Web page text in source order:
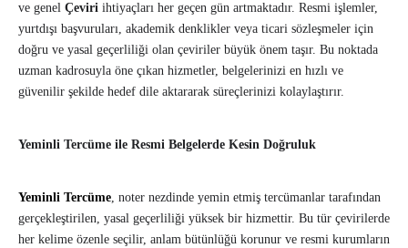
ve genel Çeviri ihtiyaçları her geçen gün artmaktadır. Resmi işlemler,
yurtdışı başvuruları, akademik denklikler veya ticari sözleşmeler için
doğru ve yasal geçerliliği olan çeviriler büyük önem taşır. Bu noktada
uzman kadrosuyla öne çıkan hizmetler, belgelerinizi en hızlı ve
güvenilir şekilde hedef dile aktararak süreçlerinizi kolaylaştırır.
Yeminli Tercüme ile Resmi Belgelerde Kesin Doğruluk
Yeminli Tercüme, noter nezdinde yemin etmiş tercümanlar tarafından
gerçekleştirilen, yasal geçerliliği yüksek bir hizmettir. Bu tür çevirilerde
her kelime özenle seçilir, anlam bütünlüğü korunur ve resmi kurumların